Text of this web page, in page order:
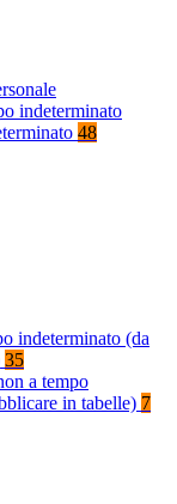
indeterminato
48
indeterminato (da
35
a tempo
in tabelle) 7